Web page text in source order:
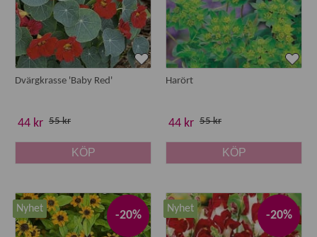
Sommarblommor för rabatt, kruka och
balkong
på flera sätt i trädgården eller på uteplatsen. När du väljer
struktur och lång blomning
Krukor och balkonglådor
– välj kompaktväxande
Snittblommor– många ettåriga blommor passar
utmärkt till buketter
Eterneller- en hel del sorter passar också perfekt att
Dvärgkrasse 'Baby Red'
44 kr 55 kr
KÖP
Harört
44 kr 55 kr
KÖP
-20%
Nyhet -20%
Nyhet